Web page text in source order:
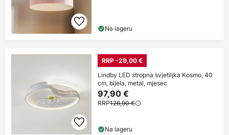
Na lageru
RRP -29,00 €
Lindby LED stropna svjetiljka Kosmo, 40
cm, bijela, metal, mjesec
97,90 €
RRP126,90 €
Na lageru